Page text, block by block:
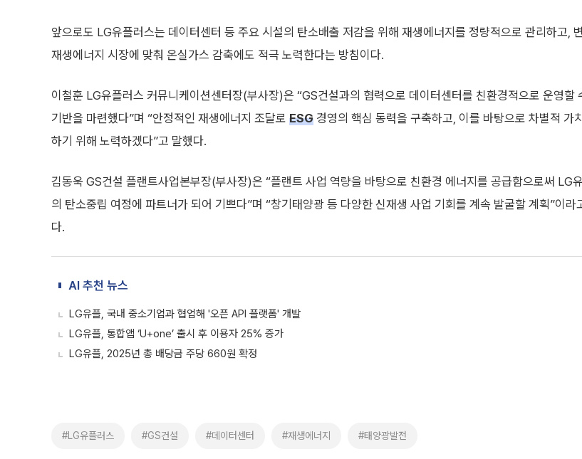
앞으로도 LG유플러스는 데이터센터 등 주요 시설의 탄소배출 저감을 위해 재생에너지를 정량적으로 관리하고,
재생에너지 시장에 맞춰 온실가스 감축에도 적극 노력한다는 방침이다.
이철훈 LG유플러스 커뮤니케이션센터장(부사장)은 “GS건설과의 협력으로 데이터센터를 친환경적으로 운영할
기반을 마련했다”며 “안정적인 재생에너지 조달로 ESG 경영의 핵심 동력을 구축하고, 이를 바탕으로 차별적 가
하기 위해 노력하겠다”고 말했다.
김동욱 GS건설 플랜트사업본부장(부사장)은 “플랜트 사업 역량을 바탕으로 친환경 에너지를 공급함으로써 LG
의 탄소중립 여정에 파트너가 되어 기쁘다”며 “창기태양광 등 다양한 신재생 사업 기회를 계속 발굴할 계획”이라
다.
AI 추천 뉴스
LG유플, 국내 중소기업과 협업해 '오픈 API 플랫폼' 개발
LG유플, 통합앱 ‘U+one’ 출시 후 이용자 25% 증가
LG유플, 2025년 총 배당금 주당 660원 확정
#LG유플러스 #GS건설 #데이터센터 #재생에너지 #태양광발전